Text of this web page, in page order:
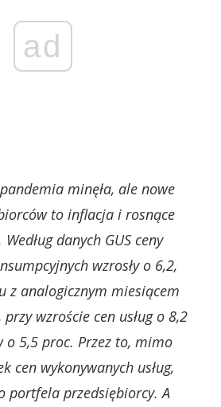
ad
minęła, ale nowe
to inflacja i rosnące
danych GUS ceny
wzrosły o 6,2,
z analogicznym miesiącem
wzroście cen usług o 8,2
5,5 proc. Przez to, mimo
cen wykonywanych usług,
portfela przedsiębiorcy. A